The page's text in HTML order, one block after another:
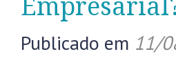
Publicado em 11/